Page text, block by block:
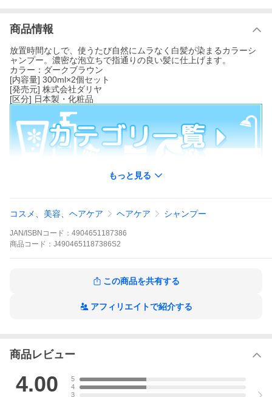
商品情報
放置時間なしで、使うたび自然にムラなく白髪が染まるカラーシ
ャンプー。濃密な泡立ちで指通りの良い髪に仕上げます。
カラー：ダークブラウン
[内容量] 300ml×2個セット
[発売元] 株式会社ダリヤ
[区分] 日本製・化粧品
※パッケージ・デザイン等は、予告なしに変更される場合があり
シャンプーで染める!使うたび深く濃く艶めく色に
■髪の内部まで浸透 深く濃く艶めく髪色に
●浸透カラーが、使うたび 深く 濃く 艶めく髪色に導き
５つの黒エキス（全てうるおい成分）と５つの艶オイル
（全てつややか成分）をタップリ配合
・黒生姜エキス（黒ショウガエキス/クロショウガエキ
ス/ケンフェリアパルビフロラ根茎エキス/黒ウコンエキ
もっと見る
コスメ、美容、ヘアケア ヘアケア シャンプー
JAN/ISBNコード： 4904651187386
商品 コード： J4904651187386S2
この商品を共有する
アフィリエイトで紹介する
商品レビュー
4.00
5
4
3